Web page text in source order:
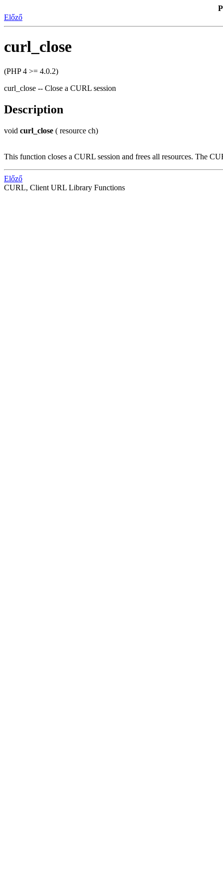
Előző
curl_close
(PHP 4 >= 4.0.2)
curl_close -- Close a CURL session
Description
void curl_close ( resource ch)
This function closes a CURL session and frees all resources. The
Előző
CURL, Client URL Library Functions